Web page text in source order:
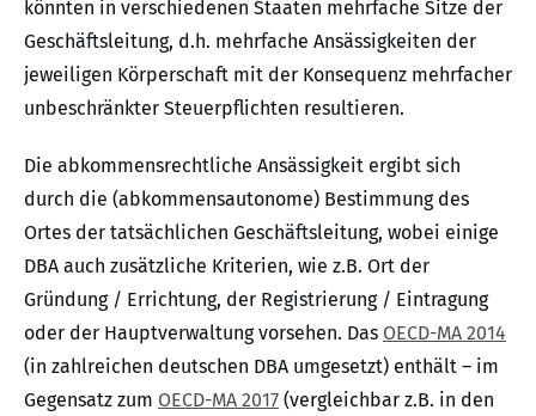
könnten in verschiedenen Staaten mehrfache Sitze der
Geschäftsleitung, d.h. mehrfache Ansässigkeiten der
jeweiligen Körperschaft mit der Konse­quenz mehrfacher
unbeschränkter Steuerpflichten resultieren.
Die abkommensrechtliche Ansässigkeit ergibt sich
durch die (abkommensautonome) Bestimmung des
Ortes der tatsächlichen Geschäftsleitung, wobei einige
DBA auch zusätzliche Kriterien, wie z.B. Ort der
Gründung / Errichtung, der Registrierung / Eintragung
oder der Hauptverwaltung vorsehen. Das OECD-MA 2014
(in zahlreichen deutschen DBA umgesetzt) enthält – im
Gegensatz zum OECD-MA 2017 (vergleichbar z.B. in den